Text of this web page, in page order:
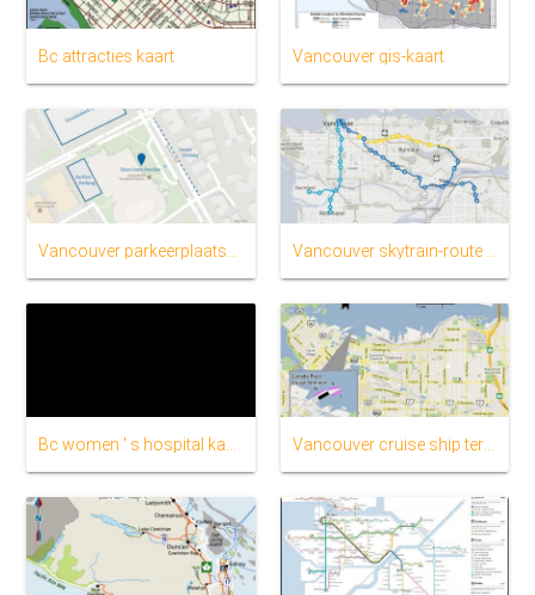
Bc attracties kaart Vancouver gis-kaart
Vancouver cruise ship terminal kaart